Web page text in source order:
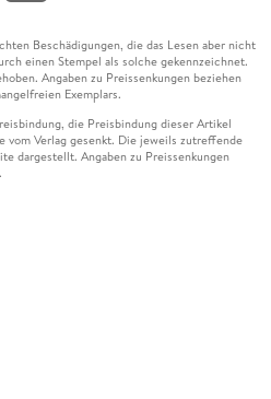
Beschädigungen, die das Lesen aber nicht
einen Stempel als solche gekennzeichnet.
Angaben zu Preissenkungen beziehen
Exemplars.
die Preisbindung dieser Artikel
vom Verlag gesenkt. Die jeweils zutreffende
dargestellt. Angaben zu Preissenkungen